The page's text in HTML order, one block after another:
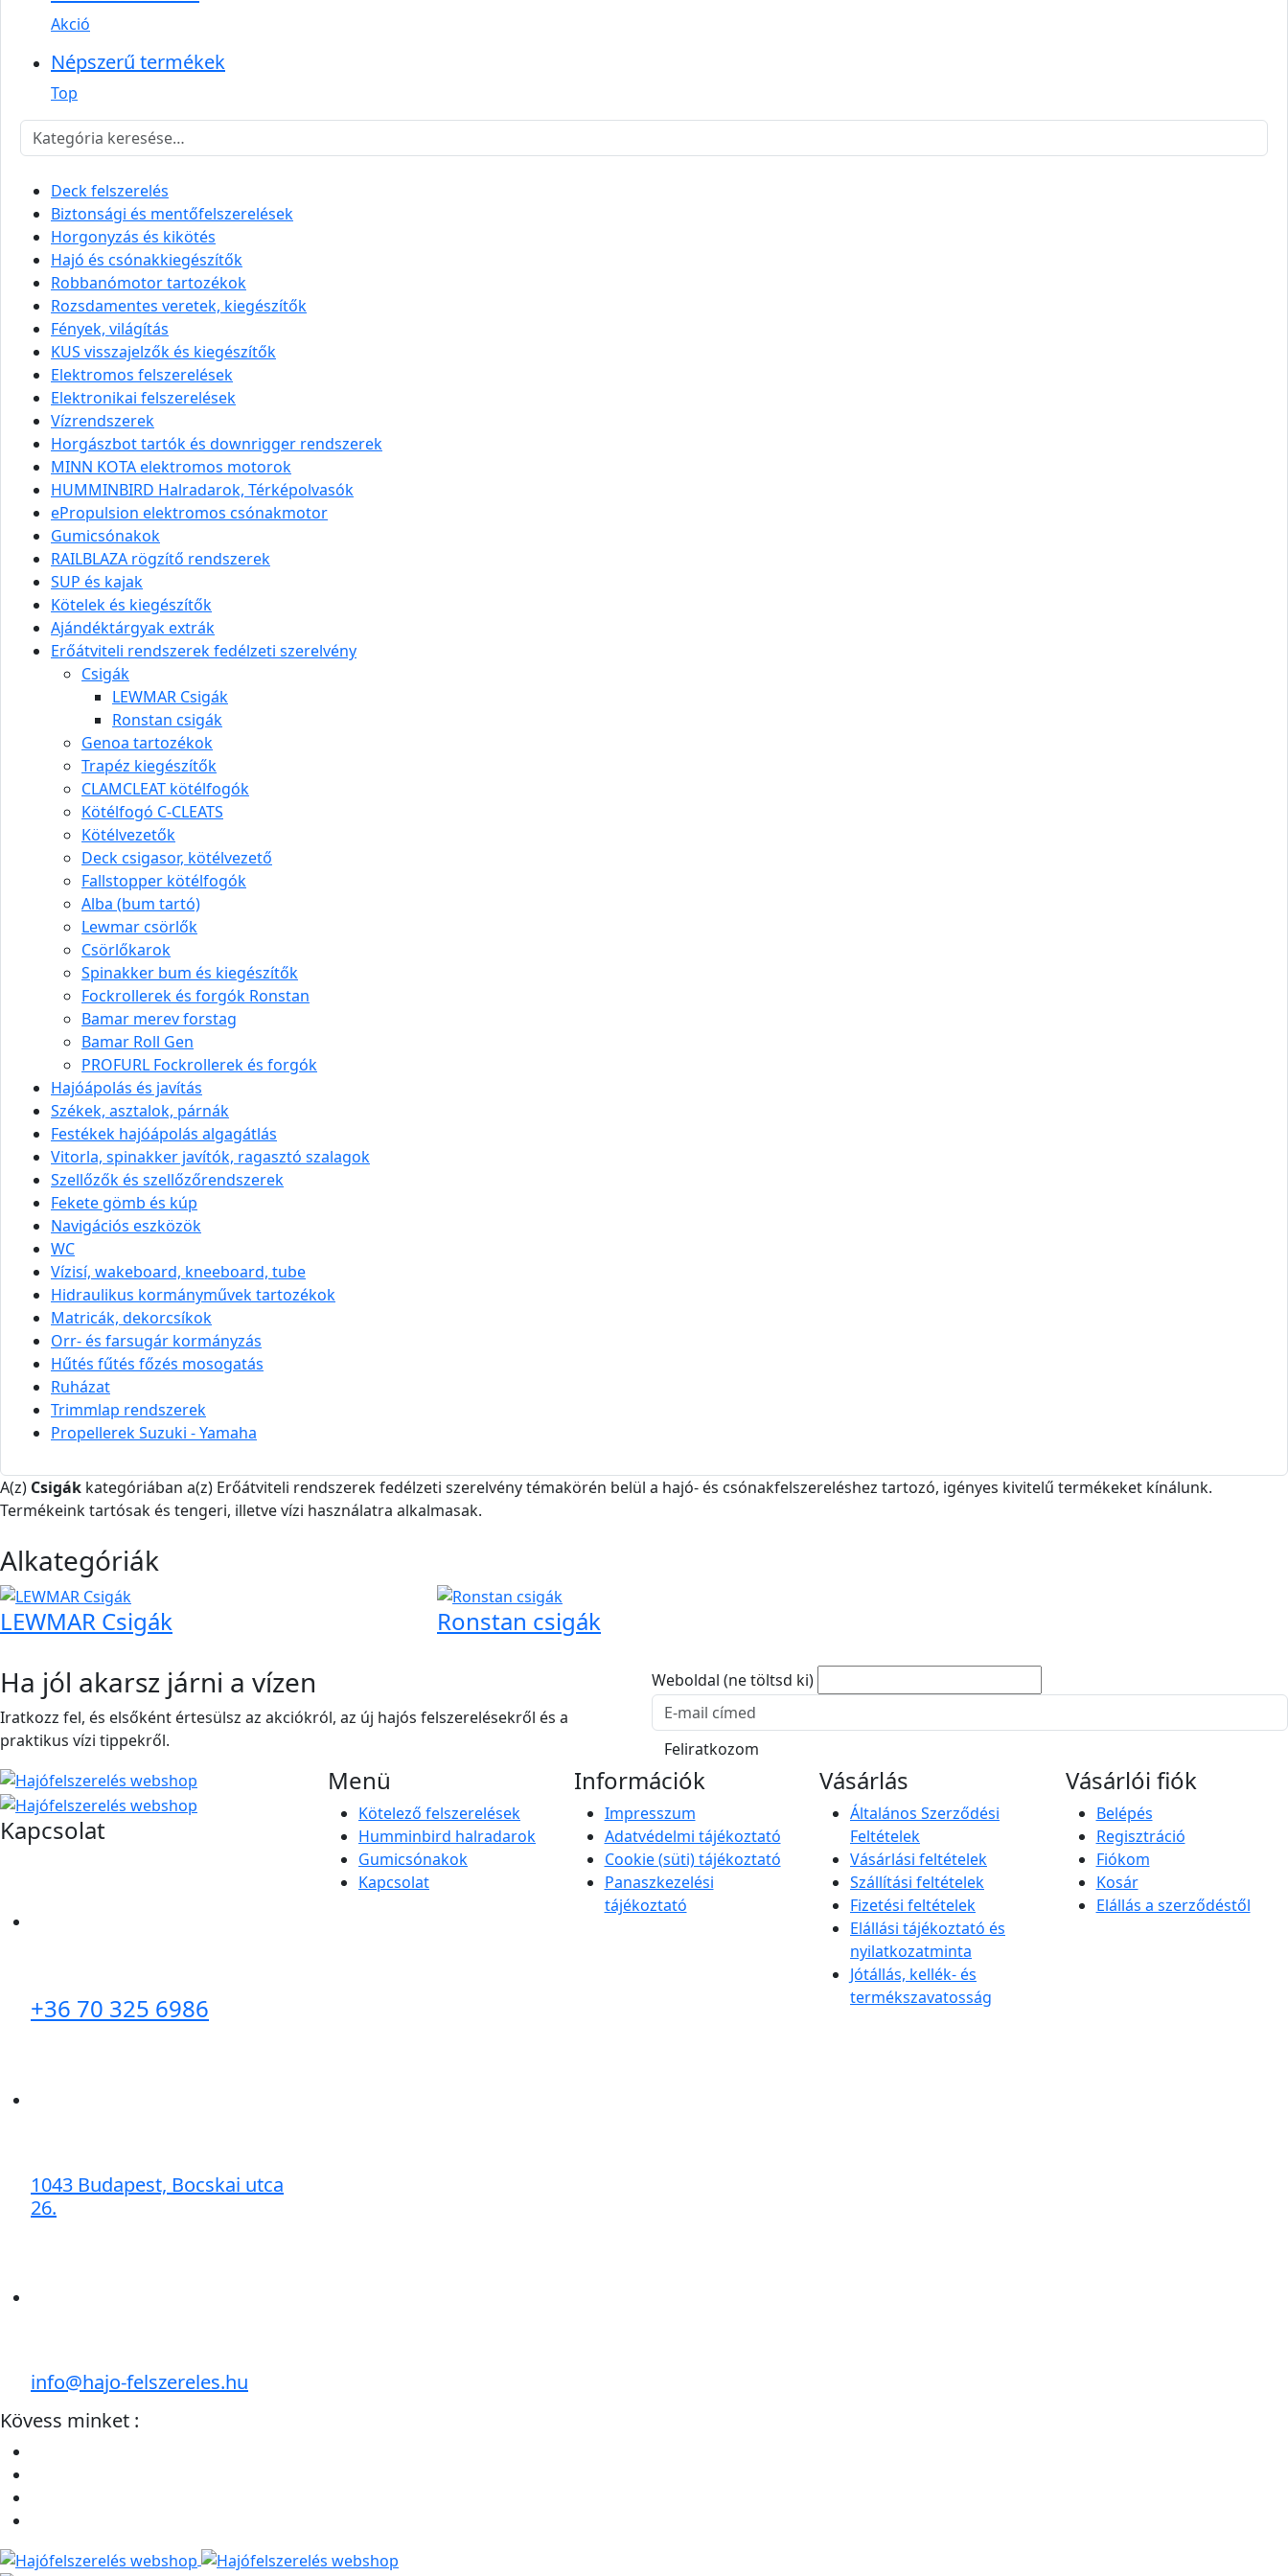
Akció
Népszerű termékek
Top
Deck felszerelés
Biztonsági és mentőfelszerelések
Horgonyzás és kikötés
Hajó és csónakkiegészítők
Robbanómotor tartozékok
Rozsdamentes veretek, kiegészítők
Fények, világítás
KUS visszajelzők és kiegészítők
Elektromos felszerelések
Elektronikai felszerelések
Vízrendszerek
Horgászbot tartók és downrigger rendszerek
MINN KOTA elektromos motorok
HUMMINBIRD Halradarok, Térképolvasók
ePropulsion elektromos csónakmotor
Gumicsónakok
RAILBLAZA rögzítő rendszerek
SUP és kajak
Kötelek és kiegészítők
Ajándéktárgyak extrák
Erőátviteli rendszerek fedélzeti szerelvény
Csigák
LEWMAR Csigák
Ronstan csigák
Genoa tartozékok
Trapéz kiegészítők
CLAMCLEAT kötélfogók
Kötélfogó C-CLEATS
Kötélvezetők
Deck csigasor, kötélvezető
Fallstopper kötélfogók
Alba (bum tartó)
Lewmar csörlők
Csörlőkarok
Spinakker bum és kiegészítők
Fockrollerek és forgók Ronstan
Bamar merev forstag
Bamar Roll Gen
PROFURL Fockrollerek és forgók
Hajóápolás és javítás
Székek, asztalok, párnák
Festékek hajóápolás algagátlás
Vitorla, spinakker javítók, ragasztó szalagok
Szellőzők és szellőzőrendszerek
Fekete gömb és kúp
Navigációs eszközök
WC
Vízisí, wakeboard, kneeboard, tube
Hidraulikus kormányművek tartozékok
Matricák, dekorcsíkok
Orr- és farsugár kormányzás
Hűtés fűtés főzés mosogatás
Ruházat
Trimmlap rendszerek
Propellerek Suzuki - Yamaha
A(z) Csigák kategóriában a(z) Erőátviteli rendszerek fedélzeti szerelvény témakörén belül a hajó- és csónakfelszereléshez tartozó, igényes kivitelű termékeket kínálunk.
Termékeink tartósak és tengeri, illetve vízi használatra alkalmasak.
Alkategóriák
LEWMAR Csigák Ronstan csigák
Ha jól akarsz járni a vízen
Iratkozz fel, és elsőként értesülsz az akciókról, az új hajós felszerelésekről és a
praktikus vízi tippekről.
Weboldal (ne töltsd ki)
E-mail cím
Feliratkozom
Kapcsolat
+36 70 325 6986
1043 Budapest, Bocskai utca
26.
info@hajo-felszereles.hu
Kövess minket :
Menü
Kötelező felszerelések
Humminbird halradarok
Gumicsónakok
Kapcsolat
Információk
Impresszum
Adatvédelmi tájékoztató
Cookie (süti) tájékoztató
Panaszkezelési
tájékoztató
Vásárlás
Általános Szerződési
Feltételek
Vásárlási feltételek
Szállítási feltételek
Fizetési feltételek
Elállási tájékoztató és
nyilatkozatminta
Jótállás, kellék- és
termékszavatosság
Vásárlói fiók
Belépés
Regisztráció
Fiókom
Kosár
Elállás a szerződéstől